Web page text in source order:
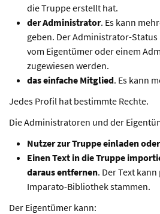
die Truppe erstellt hat.
der Administrator. Es kann
geben. Der Administrator-
vom Eigentümer oder einem
zugewiesen werden.
das einfache Mitglied. Es kann
Jedes Profil hat bestimmte Rechte.
Die Administratoren und der
Nutzer zur Truppe einladen
Einen Text in die Truppe
daraus entfernen. Der Text
Imparato-Bibliothek stammen.
Der Eigentümer kann: